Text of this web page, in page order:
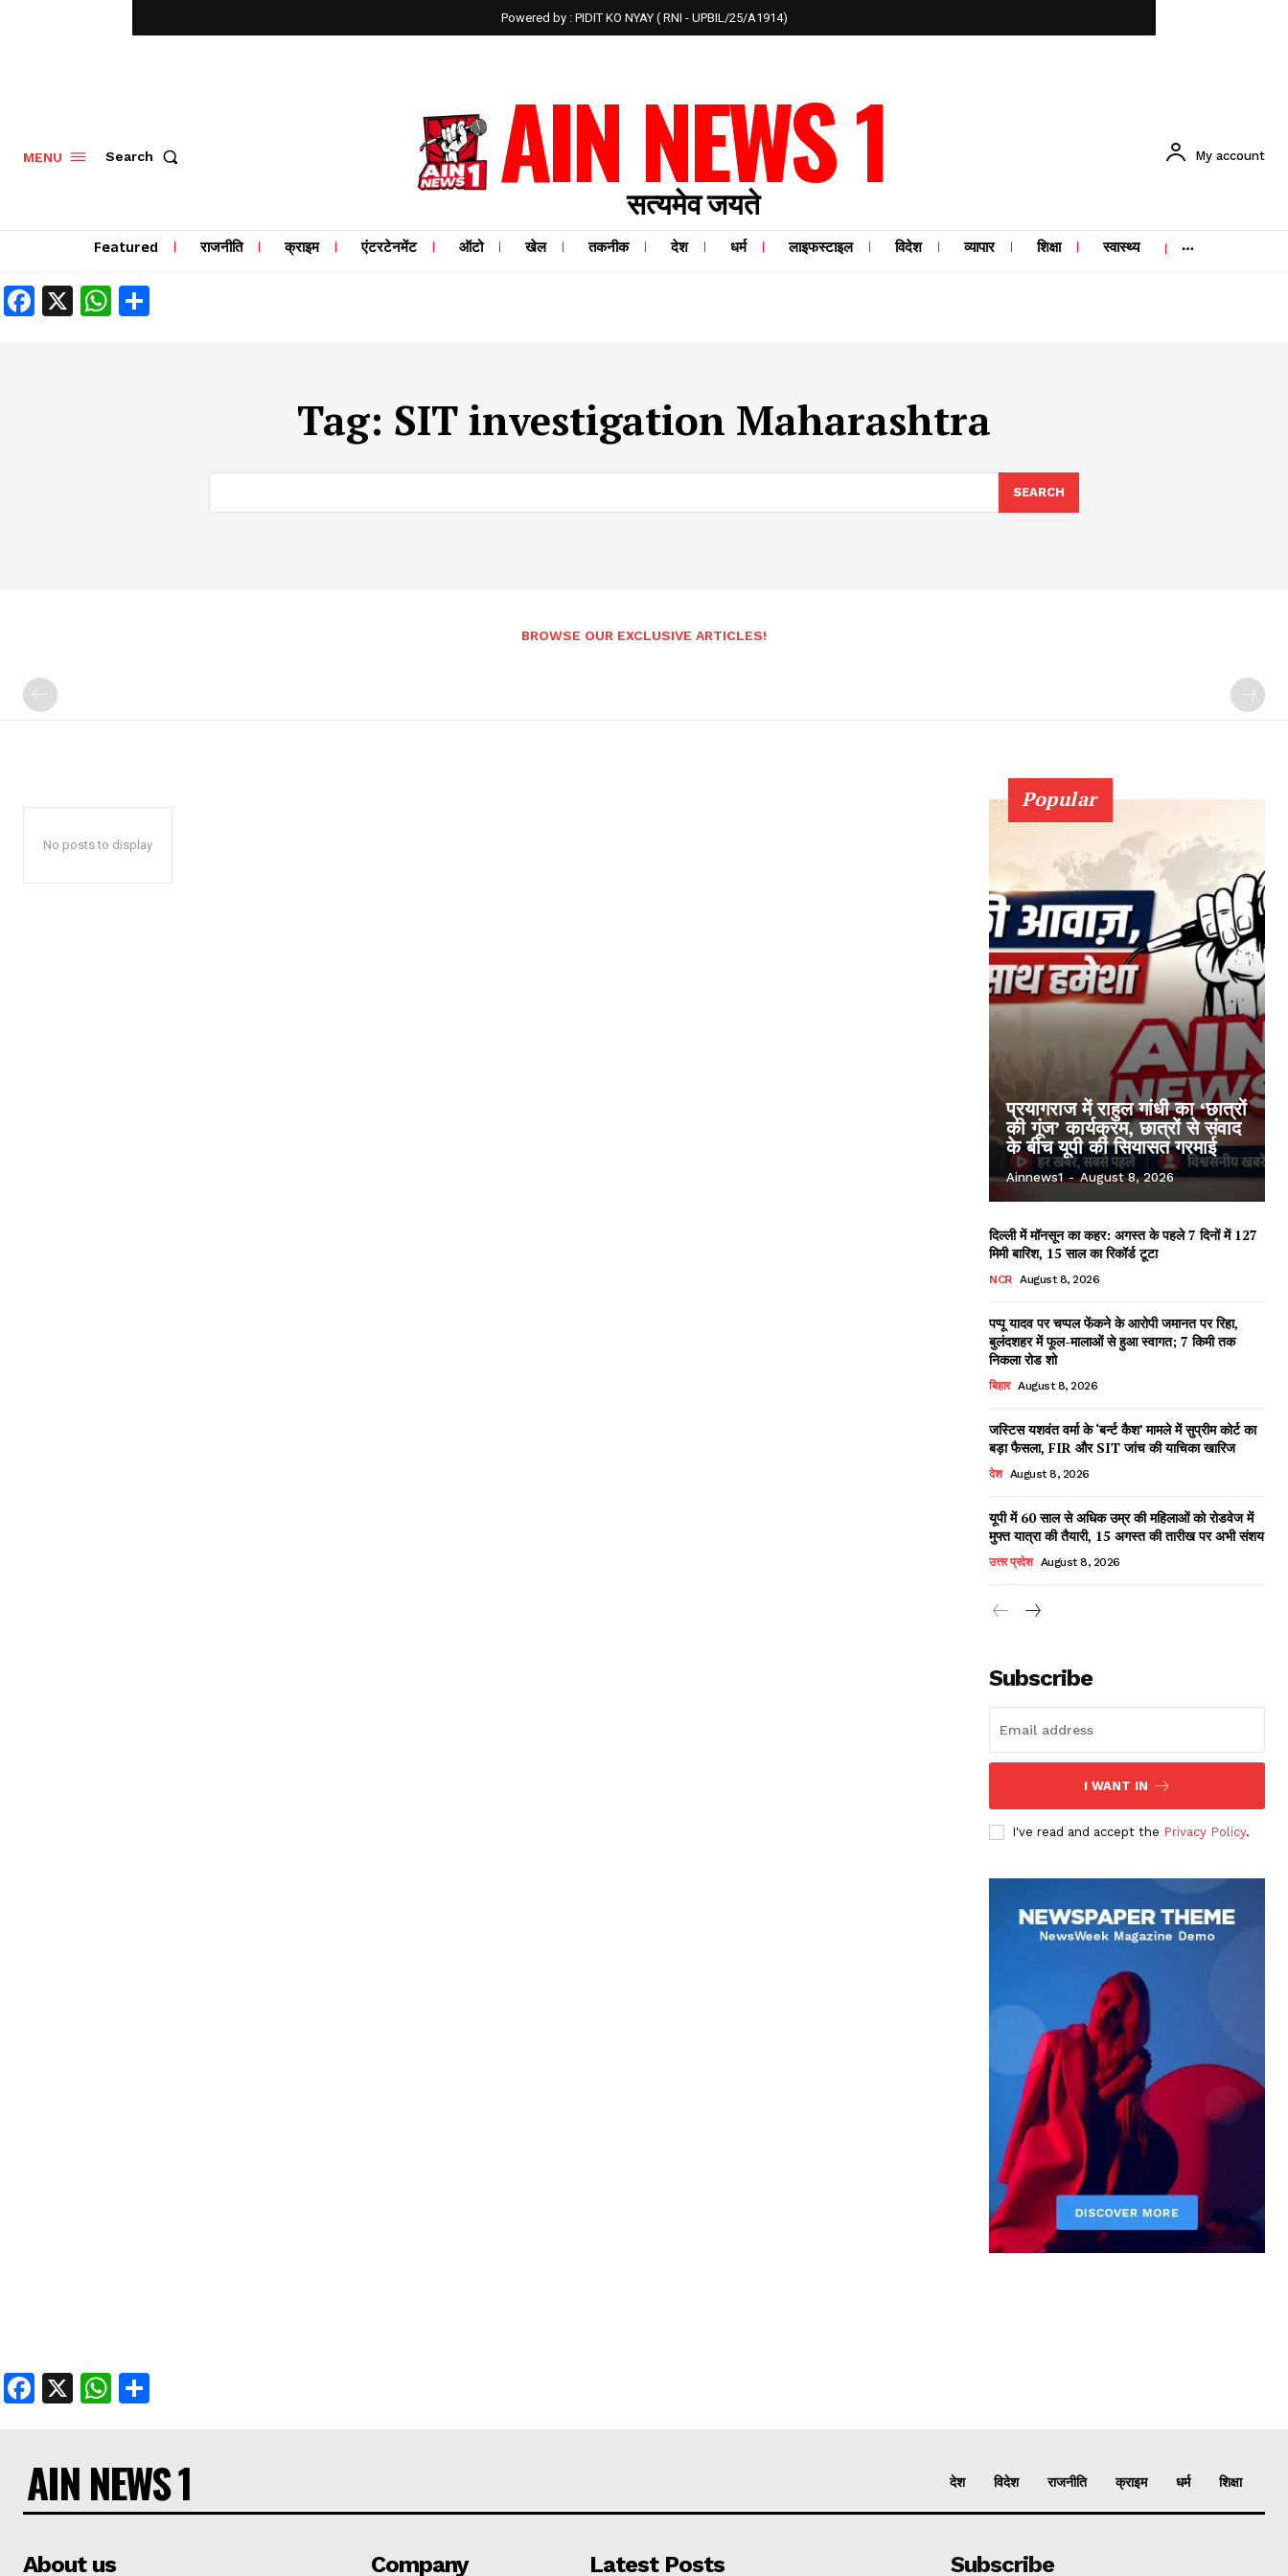
Powered by : PIDIT KO NYAY ( RNI - UPBIL/25/A1914)
MENU Search AIN NEWS 1
सत्यमेव जयते
My account
Featured राजनीति क्राइम एंटरटेनमेंट ऑटो खेल तकनीक देश धर्म लाइफस्टाइल विदेश व्यापार शिक्षा स्वास्थ्य
Facebook
X WhatsApp
Tag: SIT investigation Maharashtra
SEARCH
BROWSE OUR EXCLUSIVE ARTICLES!
No posts to display
Popular
प्रयागराज में राहुल गांधी का ‘छात्रों
की गूंज’ कार्यक्रम, छात्रों से संवाद
के बीच यूपी की सियासत गरमाई
Ainnews1 - August 8, 2026
दिल्ली में मॉनसून का कहर: अगस्त के पहले 7 दिनों में 127
मिमी बारिश, 15 साल का रिकॉर्ड टूटा
NCR August 8, 2026
पप्पू यादव पर चप्पल फेंकने के आरोपी जमानत पर रिहा,
बुलंदशहर में फूल-मालाओं से हुआ स्वागत; 7 किमी तक
निकला रोड शो
बिहार August 8, 2026
जस्टिस यशवंत वर्मा के ‘बर्न्ट कैश’ मामले में सुप्रीम कोर्ट का
बड़ा फैसला, FIR और SIT जांच की याचिका खारिज
देश August 8, 2026
यूपी में 60 साल से अधिक उम्र की महिलाओं को रोडवेज में
मुफ्त यात्रा की तैयारी, 15 अगस्त की तारीख पर अभी संशय
उत्तर प्रदेश August 8, 2026
Subscribe
I WANT IN
I've read and accept the Privacy Policy.
Facebook
X WhatsApp
AIN NEWS 1 देश विदेश राजनीति क्राइम धर्म शिक्षा
About us Company Latest Posts Subscribe